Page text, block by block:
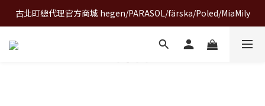
A World of Wonder 奇想世界特展｜套票熱賣中
古北町總代理官方商城 hegen/PARASOL/färska/Poled/MiaMily
A World of Wonder 奇想世界特展｜套票熱賣中